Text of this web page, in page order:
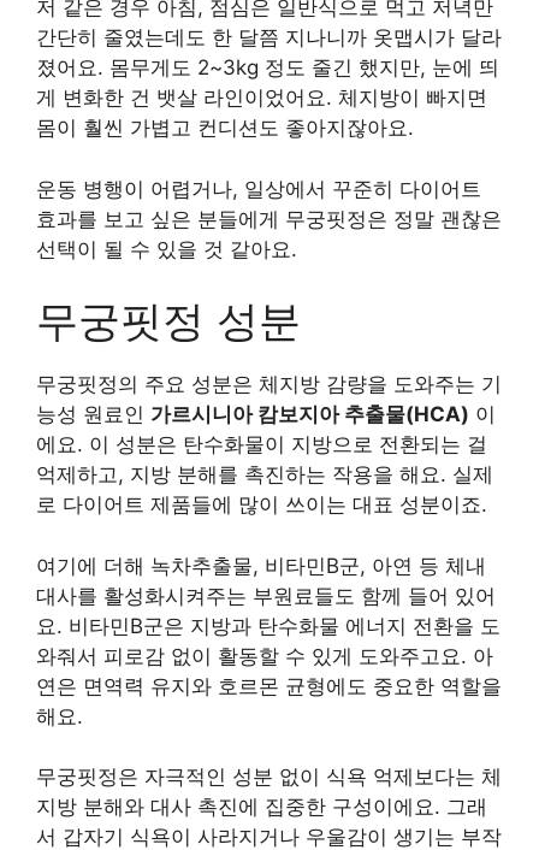
저 같은 경우 아침, 점심은 일반식으로 먹고 저녁만
간단히 줄였는데도 한 달쯤 지나니까 옷맵시가 달라
졌어요. 몸무게도 2~3kg 정도 줄긴 했지만, 눈에 띄
게 변화한 건 뱃살 라인이었어요. 체지방이 빠지면
몸이 훨씬 가볍고 컨디션도 좋아지잖아요.
운동 병행이 어렵거나, 일상에서 꾸준히 다이어트
효과를 보고 싶은 분들에게 무궁핏정은 정말 괜찮은
선택이 될 수 있을 것 같아요.
무궁핏정 성분
무궁핏정의 주요 성분은 체지방 감량을 도와주는 기
능성 원료인 가르시니아 캄보지아 추출물(HCA) 이
에요. 이 성분은 탄수화물이 지방으로 전환되는 걸
억제하고, 지방 분해를 촉진하는 작용을 해요. 실제
로 다이어트 제품들에 많이 쓰이는 대표 성분이죠.
여기에 더해 녹차추출물, 비타민B군, 아연 등 체내
대사를 활성화시켜주는 부원료들도 함께 들어 있어
요. 비타민B군은 지방과 탄수화물 에너지 전환을 도
와줘서 피로감 없이 활동할 수 있게 도와주고요. 아
연은 면역력 유지와 호르몬 균형에도 중요한 역할을
해요.
무궁핏정은 자극적인 성분 없이 식욕 억제보다는 체
지방 분해와 대사 촉진에 집중한 구성이에요. 그래
서 갑자기 식욕이 사라지거나 우울감이 생기는 부작